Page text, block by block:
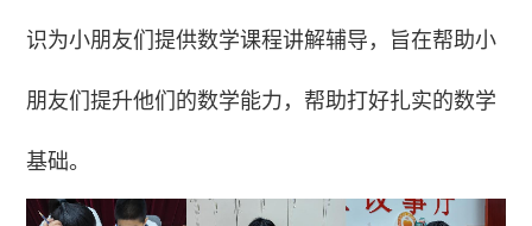
识为小朋友们提供数学课程讲解辅导，旨在帮助小
朋友们提升他们的数学能力，帮助打好扎实的数学
基础。